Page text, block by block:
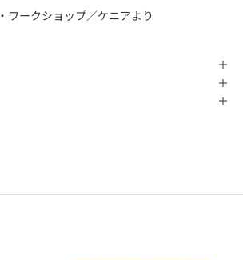
ワークショップ／ケニアより